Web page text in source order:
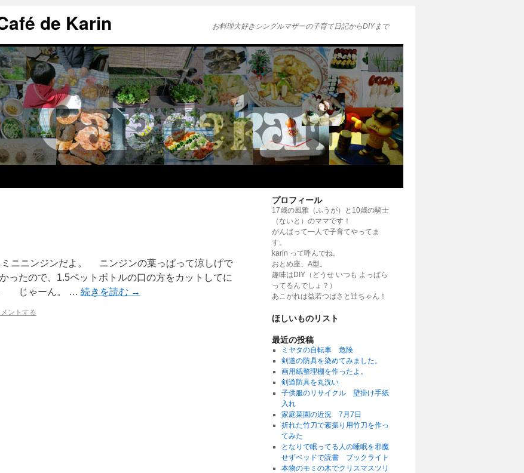
de Karin お料理大好きシングルマザーの子育て日記からDIYまで
ニニンジンだよ。 ニンジンの葉っぱって涼しげで
たので、1.5ペットボトルの口の方をカットしてに
。 じゃーん。 … 続きを読む →
ントする
プロフィール
17歳の風雅（ふうが）と10歳の騎士
（ないと）のママです！
がんばって一人で子育てやってま
す。
karin って呼んでね。
おとめ座、A型。
趣味はDIY（どうせ いつも よっぱら
ってるんでしょ？）
あこがれは益若つばさと辻ちゃん！
ほしいものリスト
最近の投稿
ミヤタの自転車 危険
剣道の防具を染めてみました。
画用紙整理棚を作ったよ。
剣道防具を丸洗い
子供服のリサイクル 壁掛け手紙
入れ
家庭菜園の近況 7月7日
折れた竹刀で素振り用竹刀を作っ
てみた
となりで眠ってる人の睡眠を邪魔
せずベッドで読書 ブックライト
本物のモミの木でクリスマスツリ